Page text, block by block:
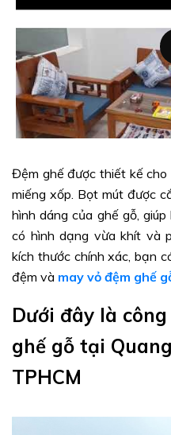
Đệm ghế được thiết kế
miếng xốp. Bọt mút được
hình dáng của ghế gỗ,
có hình dạng vừa khít và
kích thước chính xác, bạn
đệm và may vỏ đệm ghế
Dưới đây là
ghế gỗ tại
TPHCM